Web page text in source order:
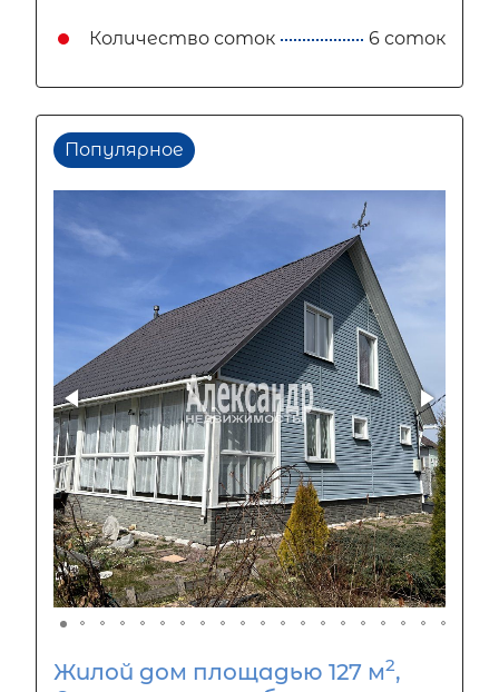
Количество соток 6 соток
Популярное
Жилой дом площадью 127 м2,